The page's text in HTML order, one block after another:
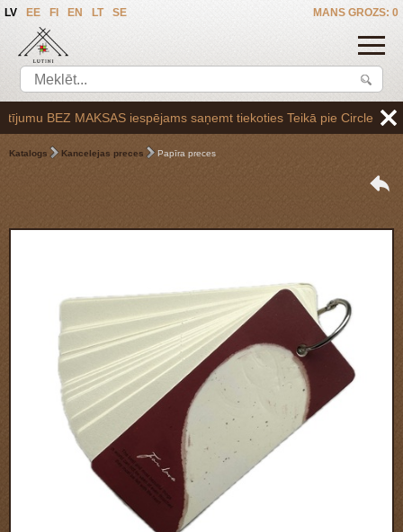
MANS GROZS: 0
LV EE FI EN LT SE
BEZ MAKSAS iespējams saņemt tiekoties Teikā pie Circle K
Katalogs Kancelejas preces Papīra preces